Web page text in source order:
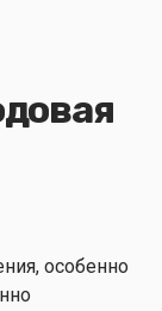
особенно